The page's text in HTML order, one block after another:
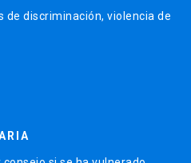
de discriminación, violencia de